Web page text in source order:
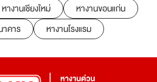
หางานเชียงใหม่
หางานขอนแก่น
าคาร หางานโรงแรม